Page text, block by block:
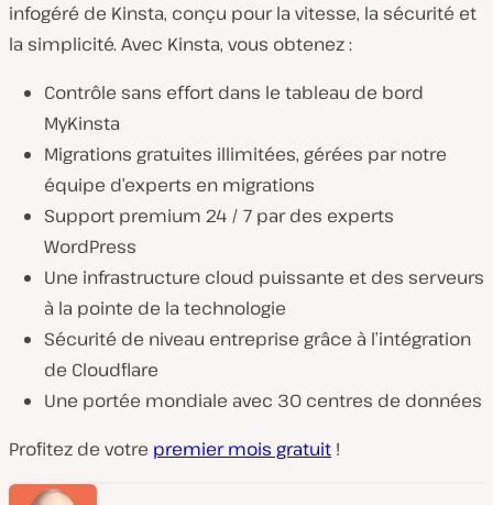
infogéré de Kinsta, conçu pour la vitesse, la sécurité et
la simplicité. Avec Kinsta, vous obtenez :
Contrôle sans effort dans le tableau de bord
MyKinsta
Migrations gratuites illimitées, gérées par notre
équipe d’experts en migrations
Support premium 24 / 7 par des experts
WordPress
Une infrastructure cloud puissante et des serveurs
à la pointe de la technologie
Sécurité de niveau entreprise grâce à l’intégration
de Cloudflare
Une portée mondiale avec 30 centres de données
Profitez de votre premier mois gratuit !